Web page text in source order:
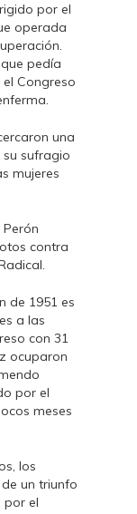
por el
operada
pedía
Congreso
una
sufragio
mujeres
contra
de 1951 es
a las
con 31
ocuparon
por el
meses
los
un triunfo
por el